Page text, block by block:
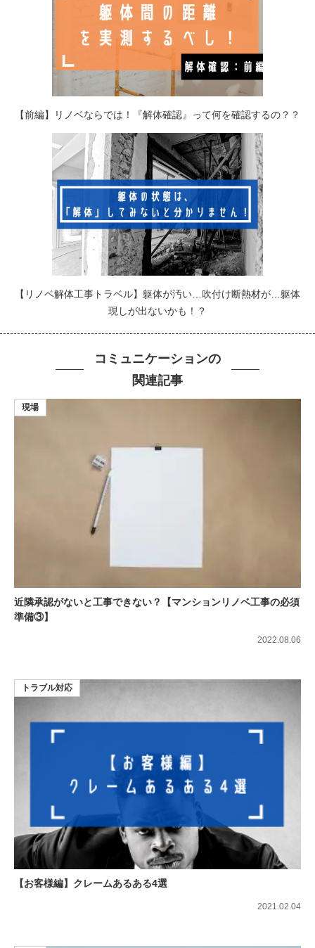
【前編】リノベならでは！『解体確認』って何を確認するの？？
【リノベ解体工事トラベル】躯体が汚い…吹付け断熱材が…躯体
現しが出ないかも！？
コミュニケーションの
関連記事
近隣承認がないと工事できない？【マンションリノベ工事の必須
準備③】
現場
2022.08.06
【お客様編】クレームあるある4選
トラブル対応
2021.02.04